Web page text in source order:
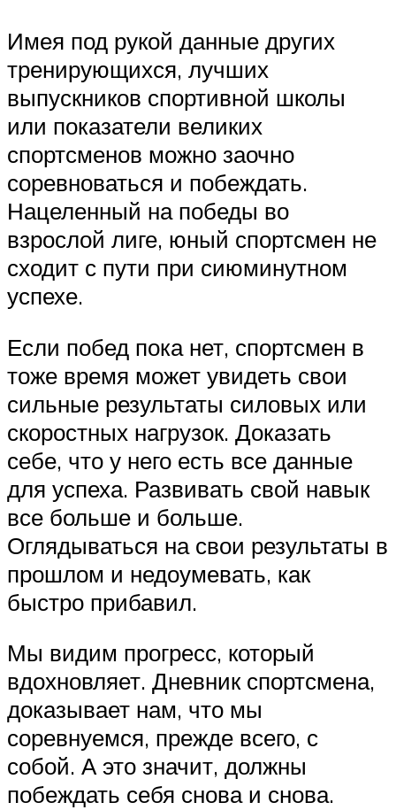
Имея под рукой данные других
тренирующихся, лучших
выпускников спортивной школы
или показатели великих
спортсменов можно заочно
соревноваться и побеждать.
Нацеленный на победы во
взрослой лиге, юный спортсмен не
сходит с пути при сиюминутном
успехе.
Если побед пока нет, спортсмен в
тоже время может увидеть свои
сильные результаты силовых или
скоростных нагрузок. Доказать
себе, что у него есть все данные
для успеха. Развивать свой навык
все больше и больше.
Оглядываться на свои результаты в
прошлом и недоумевать, как
быстро прибавил.
Мы видим прогресс, который
вдохновляет. Дневник спортсмена,
доказывает нам, что мы
соревнуемся, прежде всего, с
собой. А это значит, должны
побеждать себя снова и снова.